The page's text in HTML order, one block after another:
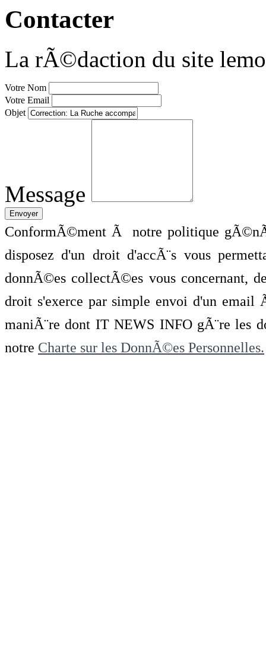
Contacter
La rÃ©daction du site
Votre Nom
Votre Email
Objet
Message
ConformÃ©ment Ã notre politique
disposez d'un droit d'accÃ¨s vous
donnÃ©es collectÃ©es vous concernant,
droit s'exerce par simple envoi d'un
maniÃ¨re dont IT NEWS INFO gÃ¨re les
notre Charte sur les DonnÃ©es Personnelles.